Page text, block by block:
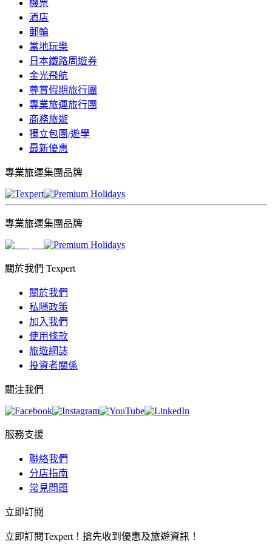
機票
酒店
郵輪
當地玩樂
日本鐵路周遊券
金光飛航
尊賞假期旅行團
專業旅運旅行團
商務旅遊
獨立包團/遊學
最新優惠
專業旅運集團品牌
專業旅運集團品牌
關於我們 Texpert
關於我們
私隱政策
加入我們
使用條款
旅遊網誌
投資者關係
關注我們
服務支援
聯絡我們
分店指南
常見問題
立即訂閱
立即訂閱Texpert！搶先收到優惠及旅遊資訊！